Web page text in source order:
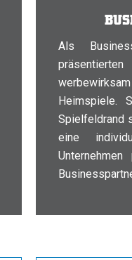
Als
Heimspiele.
Spielfeldrand
eine